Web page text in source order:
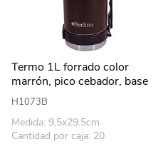
Termo 1L forrado color
marrón, pico cebador, base
antideslizante, Berlina
H1073B
Medida: 9,5x29.5cm
Cantidad por caja: 20